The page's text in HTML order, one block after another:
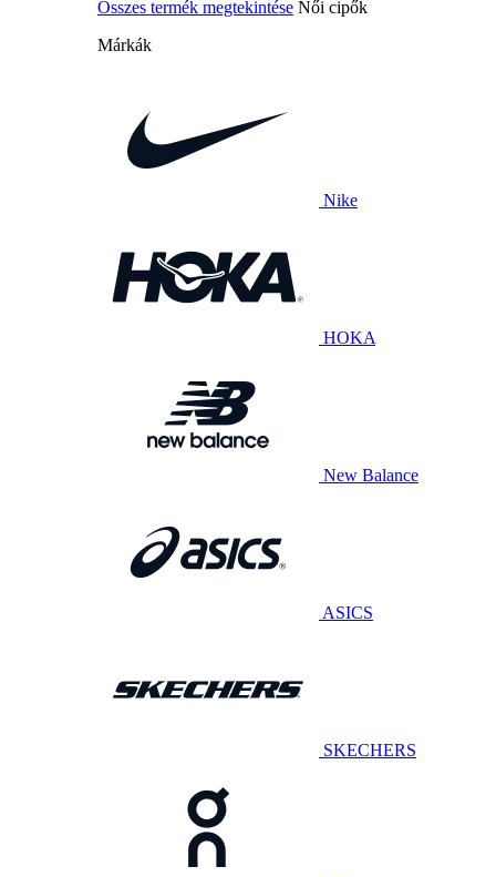
Összes termék megtekintése Női cipők
Márkák
Nike
HOKA
New Balance
ASICS
SKECHERS